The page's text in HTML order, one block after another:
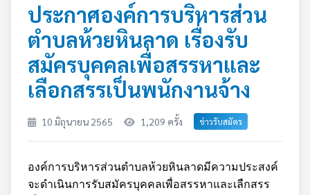
ประกาศองค์การบริหารส่วน
ตำบลห้วยหินลาด เรื่องรับ
สมัครบุคคลเพื่อสรรหาและ
เลือกสรรเป็นพนักงานจ้าง
10 มิถุนายน 2565 1,209 ครั้ง ข่าวรับสมัคร
องค์การบริหารส่วนตำบลห้วยหินลาดมีความประสงค์
จะดำเนินการรับสมัครบุคคลเพื่อสรรหาและเลืกสรร